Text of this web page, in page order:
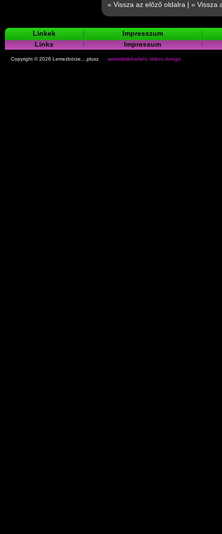
« Vissza az előző oldalra | « Vissza
Linkek
Impresszum
Links
Impressum
Copyright © 2026 Lemezbörze,...plusz weboldalkészítés: bitbox.design